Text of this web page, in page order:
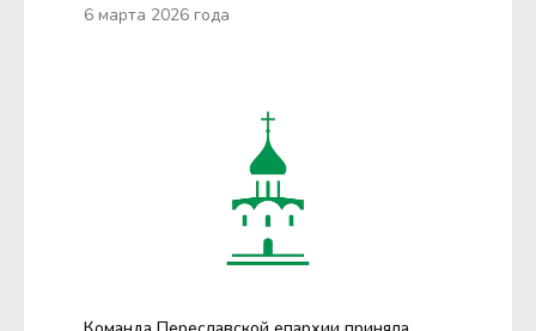
6 марта 2026 года